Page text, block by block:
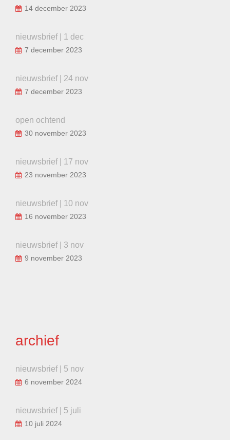
14 december 2023
nieuwsbrief | 1 dec
7 december 2023
nieuwsbrief | 24 nov
7 december 2023
open ochtend
30 november 2023
nieuwsbrief | 17 nov
23 november 2023
nieuwsbrief | 10 nov
16 november 2023
nieuwsbrief | 3 nov
9 november 2023
archief
nieuwsbrief | 5 nov
6 november 2024
nieuwsbrief | 5 juli
10 juli 2024